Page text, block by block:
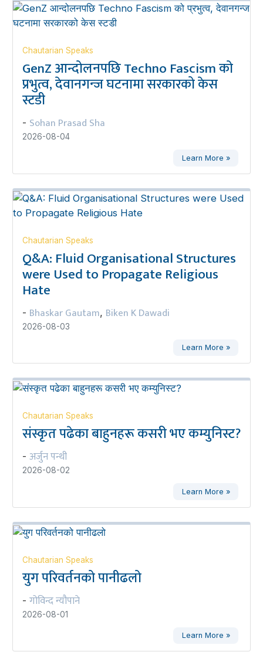
Chautarian Speaks
GenZ आन्दोलनपछि Techno Fascism को
प्रभुत्व, देवानगन्ज घटनामा सरकारको केस
स्टडी
- Sohan Prasad Sha
2026-08-04
Learn More »
Chautarian Speaks
Q&A: Fluid Organisational Structures
were Used to Propagate Religious
Hate
- Bhaskar Gautam, Biken K Dawadi
2026-08-03
Learn More »
Chautarian Speaks
संस्कृत पढेका बाहुनहरू कसरी भए कम्युनिस्ट?
- अर्जुन पन्थी
2026-08-02
Learn More »
Chautarian Speaks
युग परिवर्तनको पानीढलो
- गोविन्द न्यौपाने
2026-08-01
Learn More »